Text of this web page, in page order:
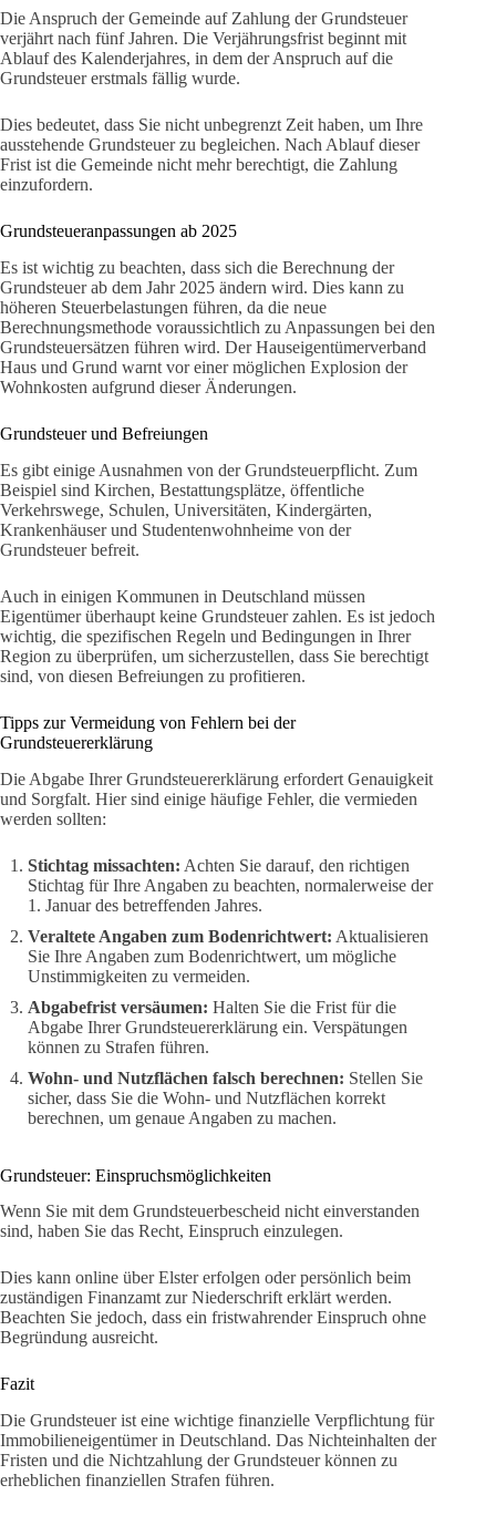
Die Anspruch der Gemeinde auf Zahlung der Grundsteuer
verjährt nach fünf Jahren. Die Verjährungsfrist beginnt mit
Ablauf des Kalenderjahres, in dem der Anspruch auf die
Grundsteuer erstmals fällig wurde.
Dies bedeutet, dass Sie nicht unbegrenzt Zeit haben, um Ihre
ausstehende Grundsteuer zu begleichen. Nach Ablauf dieser
Frist ist die Gemeinde nicht mehr berechtigt, die Zahlung
einzufordern.
Grundsteueranpassungen ab 2025
Es ist wichtig zu beachten, dass sich die Berechnung der
Grundsteuer ab dem Jahr 2025 ändern wird. Dies kann zu
höheren Steuerbelastungen führen, da die neue
Berechnungsmethode voraussichtlich zu Anpassungen bei den
Grundsteuersätzen führen wird. Der Hauseigentümerverband
Haus und Grund warnt vor einer möglichen Explosion der
Wohnkosten aufgrund dieser Änderungen.
Grundsteuer und Befreiungen
Es gibt einige Ausnahmen von der Grundsteuerpflicht. Zum
Beispiel sind Kirchen, Bestattungsplätze, öffentliche
Verkehrswege, Schulen, Universitäten, Kindergärten,
Krankenhäuser und Studentenwohnheime von der
Grundsteuer befreit.
Auch in einigen Kommunen in Deutschland müssen
Eigentümer überhaupt keine Grundsteuer zahlen. Es ist jedoch
wichtig, die spezifischen Regeln und Bedingungen in Ihrer
Region zu überprüfen, um sicherzustellen, dass Sie berechtigt
sind, von diesen Befreiungen zu profitieren.
Tipps zur Vermeidung von Fehlern bei der
Grundsteuererklärung
Die Abgabe Ihrer Grundsteuererklärung erfordert Genauigkeit
und Sorgfalt. Hier sind einige häufige Fehler, die vermieden
werden sollten:
Stichtag missachten: Achten Sie darauf, den richtigen
Stichtag für Ihre Angaben zu beachten, normalerweise der
1. Januar des betreffenden Jahres.
Veraltete Angaben zum Bodenrichtwert: Aktualisieren
Sie Ihre Angaben zum Bodenrichtwert, um mögliche
Unstimmigkeiten zu vermeiden.
Abgabefrist versäumen: Halten Sie die Frist für die
Abgabe Ihrer Grundsteuererklärung ein. Verspätungen
können zu Strafen führen.
Wohn- und Nutzflächen falsch berechnen: Stellen Sie
sicher, dass Sie die Wohn- und Nutzflächen korrekt
berechnen, um genaue Angaben zu machen.
Grundsteuer: Einspruchsmöglichkeiten
Wenn Sie mit dem Grundsteuerbescheid nicht einverstanden
sind, haben Sie das Recht, Einspruch einzulegen.
Dies kann online über Elster erfolgen oder persönlich beim
zuständigen Finanzamt zur Niederschrift erklärt werden.
Beachten Sie jedoch, dass ein fristwahrender Einspruch ohne
Begründung ausreicht.
Fazit
Die Grundsteuer ist eine wichtige finanzielle Verpflichtung für
Immobilieneigentümer in Deutschland. Das Nichteinhalten der
Fristen und die Nichtzahlung der Grundsteuer können zu
erheblichen finanziellen Strafen führen.